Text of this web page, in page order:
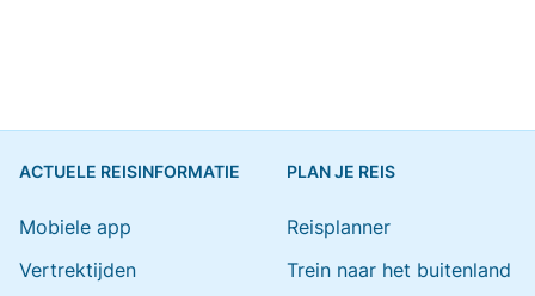
ACTUELE REISINFORMATIE
Mobiele app
Vertrektijden
PLAN JE REIS
Reisplanner
Trein naar het buitenland